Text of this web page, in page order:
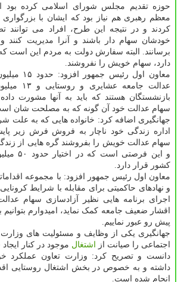
حوزه تقدیم مجلس شورای اسلامی کرده بود
معظم رهبری هم نیاز بود که ایشان با
کردند و در نتیجه این طرح، افراد می توانند
خودشان سهام دار باشند و آنرا مدیریت کنند
برسانند. البته سفارش دولت به مردم این است
دارد، سهام خویش را نفروشند.
معاون اول
عدالت
بازنشستگان هستند که باید به آنها مشورت
سهام عدالت خود آن گونه که به مصلحت شان
جهانگیری اضافه کرد: خانواده هایی که به علت
اداره زندگی خود ناچار به فروش فرش زیر
سهام عدالت خویش را بفروشند گره هایی از
و این
کشور قرار دارد.
معاون اول رئیس جمهور افزود: با مجموعه
و نهادهای حاکمیتی برای مقابله با شرایط کرونایی
اجرای برنامه هایی نظیر آزادسازی سهام
اقشار ضعیف جامعه کمک نماید، امیدوارم
پیش رو عبور نماییم.
جهانگیری یکی از وظایف و مسئولیت های وزارت
اجتماعی را صیانت از
اشتغال موجود در کنار
دانست و تصریح کرد: وزارت تعاون عملکرد
داشته و به خصوص در بخش اشتغال روستایی
انجام شده است.